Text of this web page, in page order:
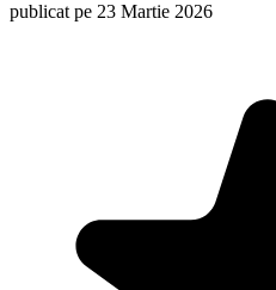
publicat pe 23 Martie 2026